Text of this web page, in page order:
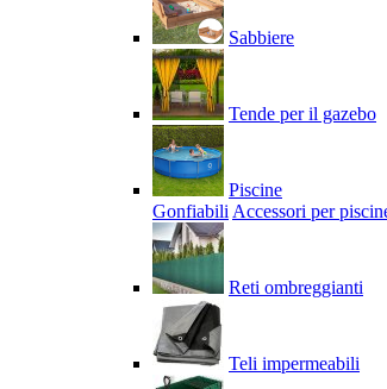
Sabbiere
Tende per il gazebo
Piscine
Gonfiabili Accessori per
Reti ombreggianti
Teli impermeabili